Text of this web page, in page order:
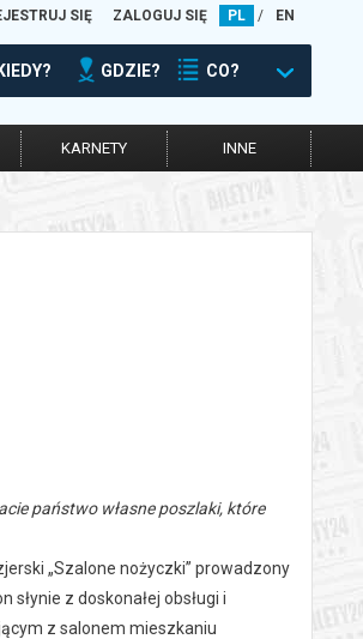
SIĘ ZALOGUJ SIĘ PL / EN
KIEDY? GDZIE? CO?
KARNETY INNE
państwowłasne poszlaki, które
„Szalone nożyczki” prowadzony
z doskonałej obsługi i
z salonem mieszkaniu